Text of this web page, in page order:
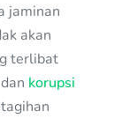
jaminan
akan
terlibat
korupsi